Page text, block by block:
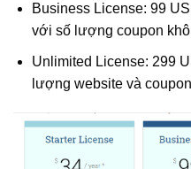
Business License: 99
với số lượng coupon
Unlimited License: 299
lượng website và